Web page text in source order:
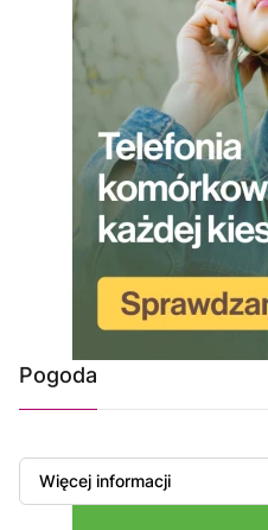
Pogoda
Więcej informacji